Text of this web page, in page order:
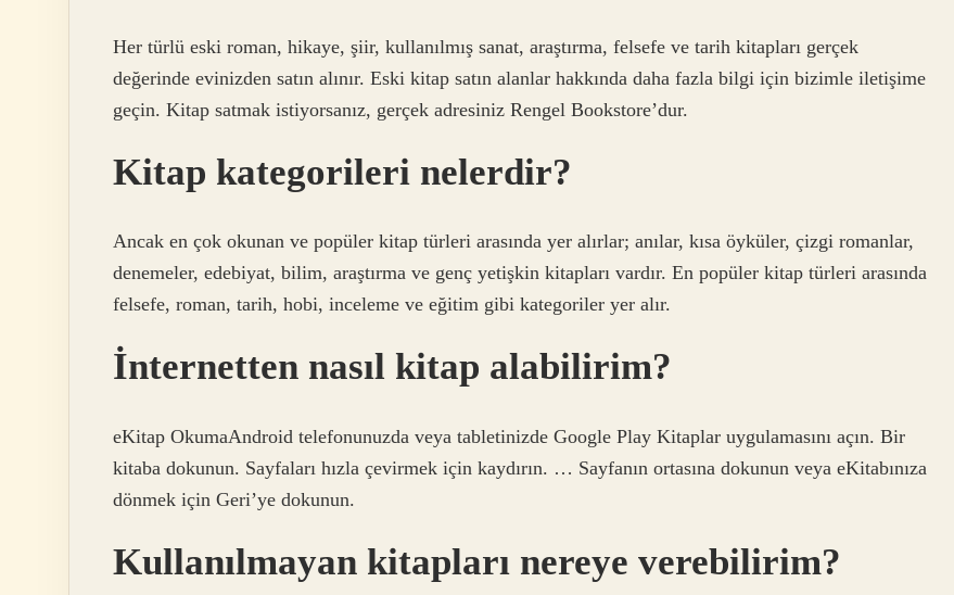
Her türlü eski roman, hikaye, şiir, kullanılmış sanat, araştırma, felsefe ve tarih kitapları gerçek
değerinde evinizden satın alınır. Eski kitap satın alanlar hakkında daha fazla bilgi için bizimle iletişime
geçin. Kitap satmak istiyorsanız, gerçek adresiniz Rengel Bookstore’dur.
Kitap kategorileri nelerdir?
Ancak en çok okunan ve popüler kitap türleri arasında yer alırlar; anılar, kısa öyküler, çizgi romanlar,
denemeler, edebiyat, bilim, araştırma ve genç yetişkin kitapları vardır. En popüler kitap türleri arasında
felsefe, roman, tarih, hobi, inceleme ve eğitim gibi kategoriler yer alır.
İnternetten nasıl kitap alabilirim?
eKitap OkumaAndroid telefonunuzda veya tabletinizde Google Play Kitaplar uygulamasını açın. Bir
kitaba dokunun. Sayfaları hızla çevirmek için kaydırın. … Sayfanın ortasına dokunun veya eKitabınıza
dönmek için Geri’ye dokunun.
Kullanılmayan kitapları nereye verebilirim?